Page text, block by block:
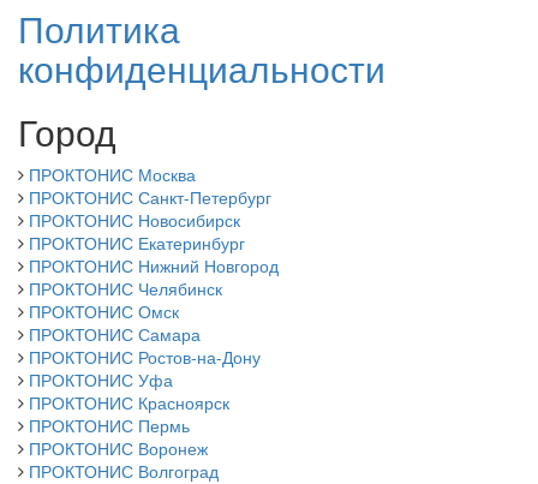
Политика
конфиденциальности
Город
ПРОКТОНИС Москва
ПРОКТОНИС Санкт-Петербург
ПРОКТОНИС Новосибирск
ПРОКТОНИС Екатеринбург
ПРОКТОНИС Нижний Новгород
ПРОКТОНИС Челябинск
ПРОКТОНИС Омск
ПРОКТОНИС Самара
ПРОКТОНИС Ростов-на-Дону
ПРОКТОНИС Уфа
ПРОКТОНИС Красноярск
ПРОКТОНИС Пермь
ПРОКТОНИС Воронеж
ПРОКТОНИС Волгоград